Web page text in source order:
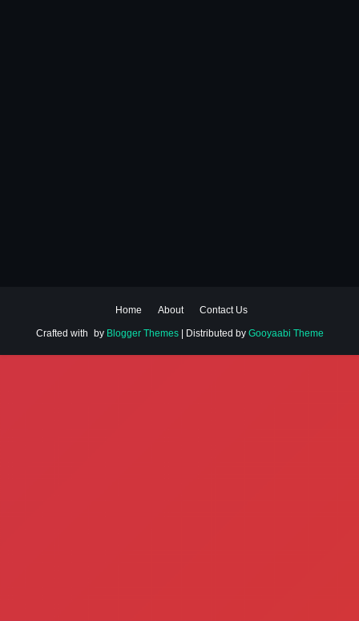
Home About Contact Us
Crafted with by Blogger Themes| Distributed by Gooyaabi Theme